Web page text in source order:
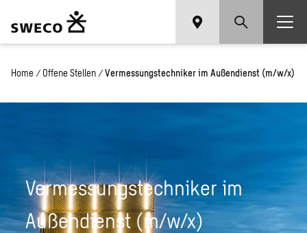
Home / Offene Stellen / Vermessungstechniker im Außendienst (m/w/x)
Vermessungstechniker im
Außendienst (m/w/x)